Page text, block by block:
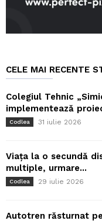
CELE MAI RECENTE
Colegiul Tehnic
implementează
Codlea 31 iulie 2026
Viața la o secundă
multiple, urmare...
Codlea 29 iulie 2026
Autotren răsturnat